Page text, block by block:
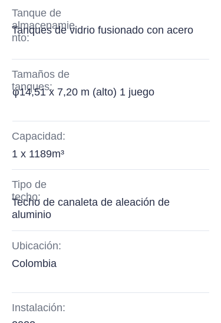
Tanque de
almacenamie
nto:
Tanques de vidrio fusionado con acero
Tamaños de
tanques:
φ14,51 x 7,20 m (alto) 1 juego
Capacidad:
1 x 1189m³
Tipo de
techo:
Techo de canaleta de aleación de
aluminio
Ubicación:
Colombia
Instalación: